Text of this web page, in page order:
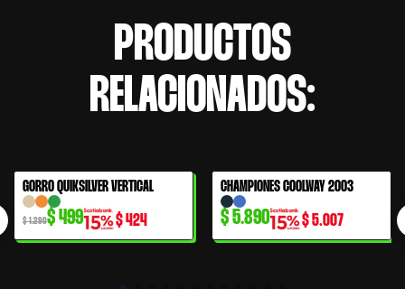
PRODUCTOS
RELACIONADOS:
61% OFF
GORRO QUIKSILVER VERTICAL
$1.290
El
precio
original
era:
$499
El
precio
actual
es:
$424
CHAMPIONES COOLWAY 2003
$5.890 $5.007